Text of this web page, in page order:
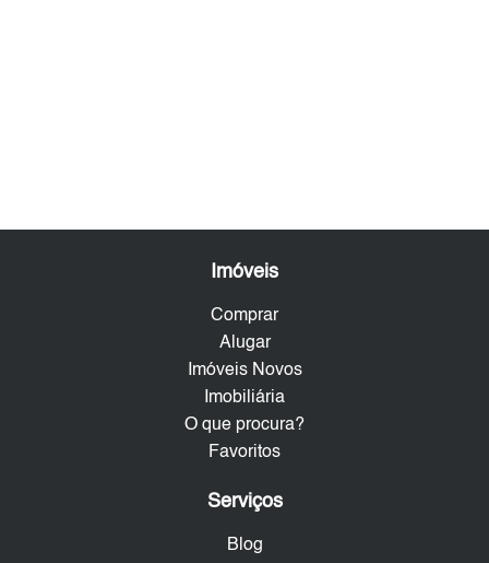
Imóveis
Comprar
Alugar
Imóveis Novos
Imobiliária
O que procura?
Favoritos
Serviços
Blog